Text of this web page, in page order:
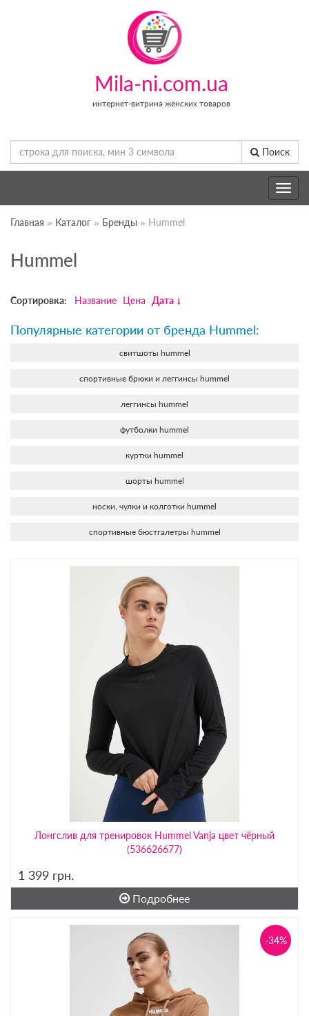
Mila-ni.com.ua
интернет-витрина женских товаров
Поиск
Toggle
Главная » Каталог » Бренды » Hummel
Hummel
Сортировка: Название Цена Дата
Популярные категории от бренда Hummel:
свитшоты hummel
спортивные брюки и леггинсы hummel
леггинсы hummel
футболки hummel
куртки hummel
шорты hummel
носки, чулки и колготки hummel
спортивные бюстгалетры hummel
Лонгслив для тренировок Hummel Vanja цвет чёрный
(536626677)
1 399 грн.
Подробнее
-34%